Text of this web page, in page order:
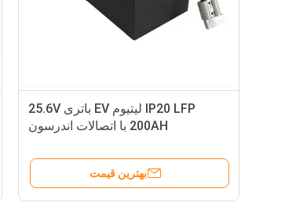
IP20 LFP لیتیوم EV باتری 25.6V
200AH با اتصالات اندرسون
بهترین قیمت